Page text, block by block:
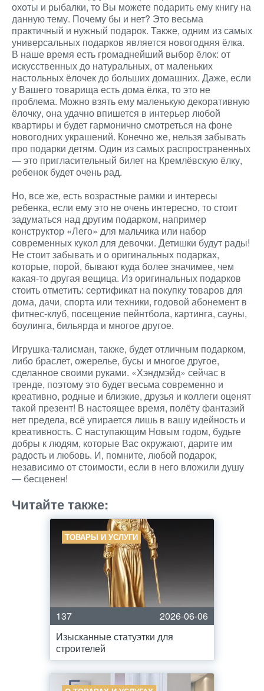
охоты и рыбалки, то Вы можете подарить ему книгу на
данную тему. Почему бы и нет? Это весьма
практичный и нужный подарок. Также, одним из самых
универсальных подарков является новогодняя ёлка.
В наше время есть громаднейший выбор ёлок: от
искусственных до натуральных, от маленьких
настольных ёлочек до больших домашних. Даже, если
у Вашего товарища есть дома ёлка, то это не
проблема. Можно взять ему маленькую декоративную
ёлочку, она удачно впишется в интерьер любой
квартиры и будет гармонично смотреться на фоне
новогодних украшений. Конечно же, нельзя забывать
про подарки детям. Один из самых распространенных
— это пригласительный билет на Кремлёвскую ёлку,
ребенок будет очень рад.
Но, все же, есть возрастные рамки и интересы
ребенка, если ему это не очень интересно, то стоит
задуматься над другим подарком, например
конструктор «Лего» для мальчика или набор
современных кукол для девочки. Детишки будут рады!
Не стоит забывать и о оригинальных подарках,
которые, порой, бывают куда более значимее, чем
какая-то другая вещица. Из оригинальных подарков
стоить отметить: сертификат на покупку товаров для
дома, дачи, спорта или техники, годовой абонемент в
фитнес-клуб, посещение пейнтбола, картинга, сауны,
боулинга, бильярда и многое другое.
Игрушка-талисман, также, будет отличным подарком,
либо браслет, ожерелье, бусы и многое другое,
сделанное своими руками. «Хэндмэйд» сейчас в
тренде, поэтому это будет весьма современно и
креативно, родные и близкие, друзья и коллеги оценят
такой презент! В настоящее время, полёту фантазий
нет предела, всё упирается лишь в вашу идейность и
креативность. С наступающим Новым годом, будьте
добры к людям, которые Вас окружают, дарите им
радость и любовь. И, помните, любой подарок,
независимо от стоимости, если в него вложили душу
— бесценен!
Читайте также:
ТОВАРЫ И УСЛУГИ
137
2026-06-06
Изысканные статуэтки для
строителей